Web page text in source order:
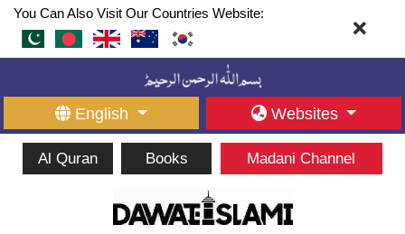
You Can Also Visit Our Countries Website:
English Websites
Al Quran Books Madani Channel